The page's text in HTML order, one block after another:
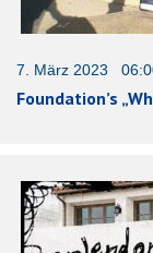
7. März 2023
Foundation’s